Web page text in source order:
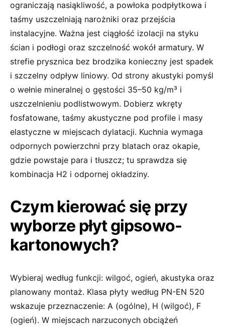
ograniczają nasiąkliwość, a powłoka podpłytkowa i
taśmy uszczelniają narożniki oraz przejścia
instalacyjne. Ważna jest ciągłość izolacji na styku
ścian i podłogi oraz szczelność wokół armatury. W
strefie prysznica bez brodzika konieczny jest spadek
i szczelny odpływ liniowy. Od strony akustyki pomyśl
o wełnie mineralnej o gęstości 35–50 kg/m³ i
uszczelnieniu podlistwowym. Dobierz wkręty
fosfatowane, taśmy akustyczne pod profile i masy
elastyczne w miejscach dylatacji. Kuchnia wymaga
odpornych powierzchni przy blatach oraz okapie,
gdzie powstaje para i tłuszcz; tu sprawdza się
kombinacja H2 i odpornej okładziny.
Czym kierować się przy
wyborze płyt gipsowo-
kartonowych?
Wybieraj według funkcji: wilgoć, ogień, akustyka oraz
planowany montaż. Klasa płyty według PN-EN 520
wskazuje przeznaczenie: A (ogólne), H (wilgoć), F
(ogień). W miejscach narzuconych obciążeń